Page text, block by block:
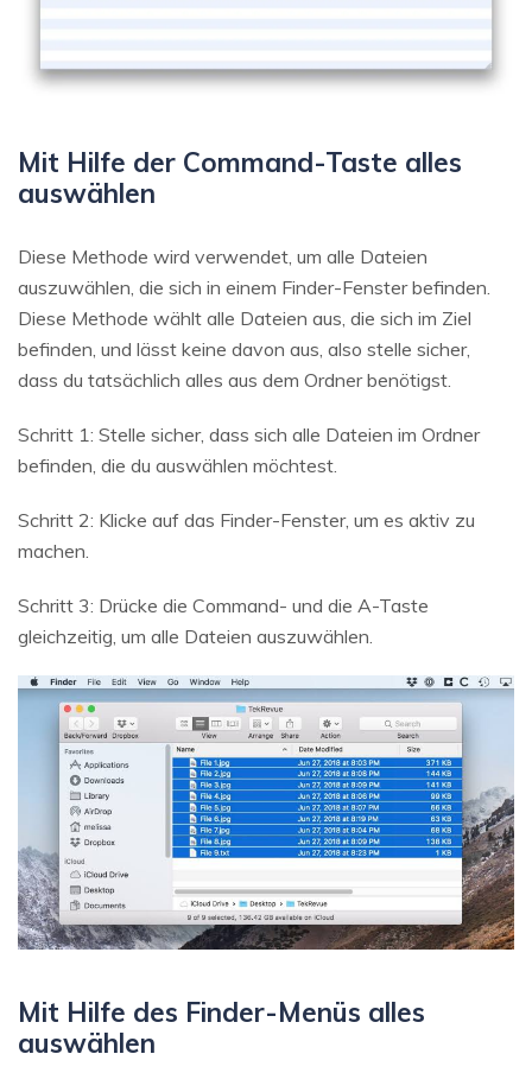
Mit Hilfe der Command-Taste alles
auswählen
Diese Methode wird verwendet, um alle Dateien
auszuwählen, die sich in einem Finder-Fenster befinden.
Diese Methode wählt alle Dateien aus, die sich im Ziel
befinden, und lässt keine davon aus, also stelle sicher,
dass du tatsächlich alles aus dem Ordner benötigst.
Schritt 1: Stelle sicher, dass sich alle Dateien im Ordner
befinden, die du auswählen möchtest.
Schritt 2: Klicke auf das Finder-Fenster, um es aktiv zu
machen.
Schritt 3: Drücke die Command- und die A-Taste
gleichzeitig, um alle Dateien auszuwählen.
Mit Hilfe des Finder-Menüs alles
auswählen